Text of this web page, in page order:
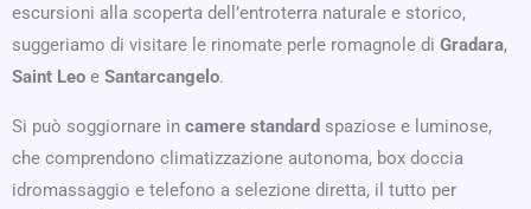
escursioni alla scoperta dell’entroterra naturale e storico,
suggeriamo di visitare le rinomate perle romagnole di Gradara,
Saint Leo e Santarcangelo.
Si può soggiornare in camere standard spaziose e luminose,
che comprendono climatizzazione autonoma, box doccia
idromassaggio e telefono a selezione diretta, il tutto per